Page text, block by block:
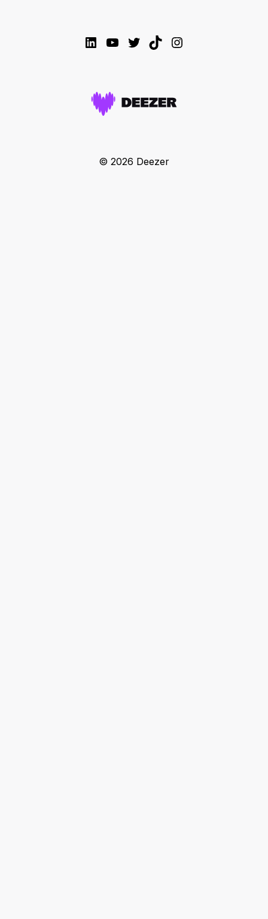
LinkedIn
YouTube
Twitter
TikTokInstagram
© 2026 Deezer